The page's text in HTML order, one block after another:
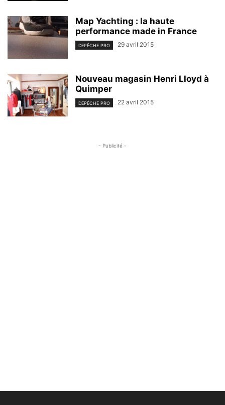
Map Yachting : la haute
performance made in France
DEPÊCHE PRO 29 avril 2015
Nouveau magasin Henri Lloyd à
Quimper
DEPÊCHE PRO 22 avril 2015
- Publicité -